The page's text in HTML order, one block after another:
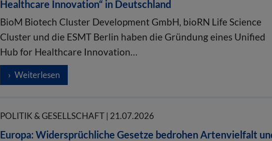
Healthcare Innovation“ in Deutschland
BioM Biotech Cluster Development GmbH, bioRN Life Science
Cluster und die ESMT Berlin haben die Gründung eines Unified
Hub for Healthcare Innovation…
Weiterlesen
POLITIK & GESELLSCHAFT | 21.07.2026
Europa: Widersprüchliche Gesetze bedrohen Artenvielfalt